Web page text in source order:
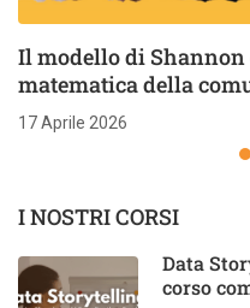
Il modello di Shannon
matematica della
17 Aprile 2026
I NOSTRI CORSI
Data
corso